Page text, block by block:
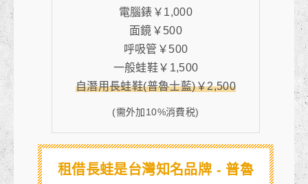
電腦錶￥1,000
面鏡￥500
呼吸管￥500
一般蛙鞋￥1,500
自潛用長蛙鞋(普魯士藍)￥2,500
(需外加10%消費税)
租借長蛙是台灣知名品牌 - 普魯